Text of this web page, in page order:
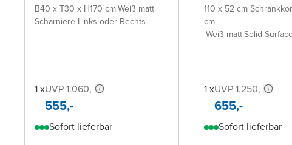
B40 x T30 x H170 cm|Weiß matt|
Scharniere Links oder Rechts
1 xUVP 1.060,-
555,-
Sofort lieferbar
110 x 52 cm
cm
|Weiß matt|Solid
1 xUVP 1.250,-
655,-
Sofort lieferbar